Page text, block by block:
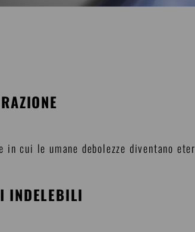
cui le umane debolezze diventano
INDELEBILI